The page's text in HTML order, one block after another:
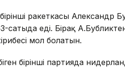
ракеткасы Александр
сатыда еді. Бірақ
мол болатын.
бірінші партияда